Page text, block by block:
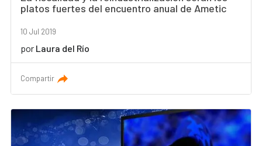
platos fuertes del encuentro anual de Ametic
10 Jul 2019
por Laura del Río
Compartir